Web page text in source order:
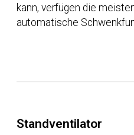
kann, verfügen die
automatische
Standventilator